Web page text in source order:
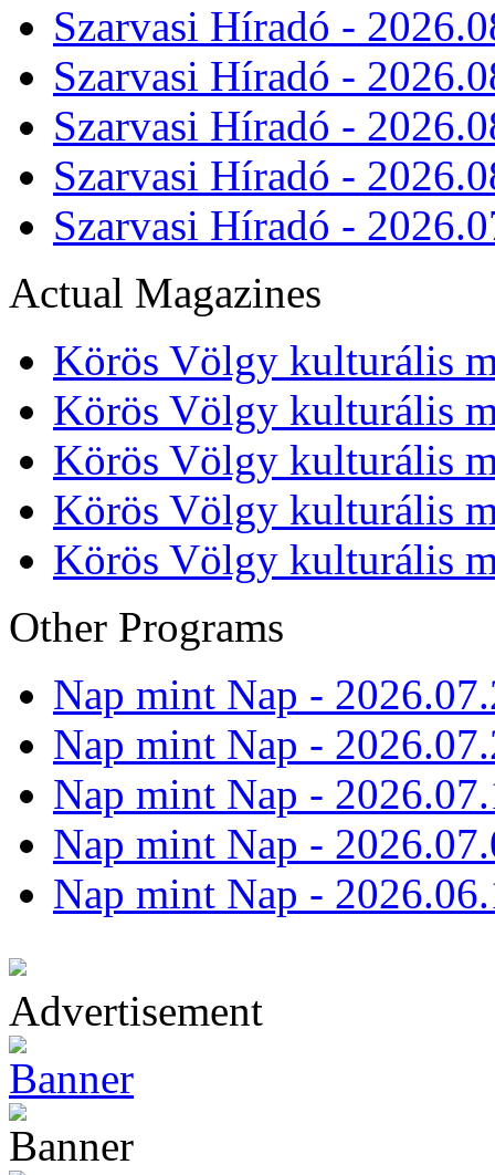
Szarvasi Híradó -
Szarvasi Híradó -
Szarvasi Híradó -
Szarvasi Híradó -
Szarvasi Híradó -
Actual Magazines
Körös Völgy kulturális
Körös Völgy kulturális
Körös Völgy kulturális
Körös Völgy kulturális
Körös Völgy kulturális
Other Programs
Nap mint Nap -
Nap mint Nap -
Nap mint Nap -
Nap mint Nap -
Nap mint Nap -
Advertisement